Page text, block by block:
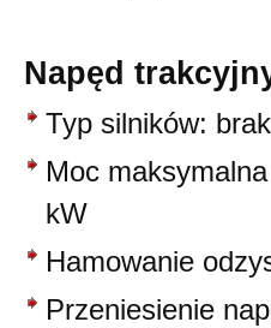
Napęd
Typ silników:
Moc
kW
Hamowanie
Przeniesienie